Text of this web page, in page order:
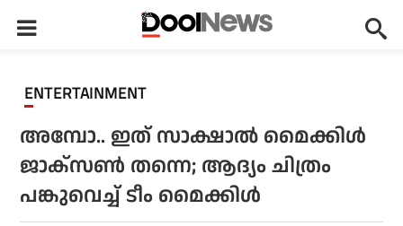
ENTERTAINMENT
അമ്പോ.. ഇത് സാക്ഷാൽ മൈക്കിൾ
ജാക്സൺ തന്നെ; ആദ്യം ചിത്രം
പങ്കുവെച്ച് ടീം മൈക്കിൾ